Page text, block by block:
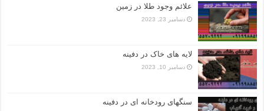
علائم وجود طلا در زمین
دسامبر 23, 2023
لایه های خاک در دفینه
دسامبر 10, 2023
سنگهای رودخانه ای در دفینه